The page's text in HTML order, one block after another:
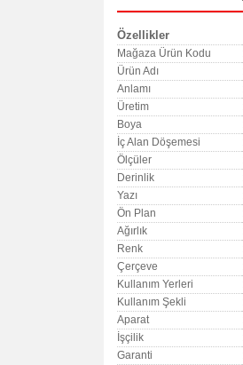
Özellikler
Mağaza Ürün Kodu
Ürün Adı
Anlamı
Üretim
Boya
İç Alan Döşemesi
Ölçüler
Derinlik
Yazı
Ön Plan
Ağırlık
Renk
Çerçeve
Kullanım Yerleri
Kullanım Şekli
Aparat
İşçilik
Garanti